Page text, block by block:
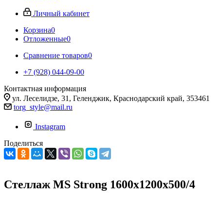
Личный кабинет
Корзина0
Отложенные0
Сравнение товаров0
+7 (928) 044-09-00
Контактная информация
ул. Леселидзе, 31, Геленджик, Краснодарский край, 353461
torg_style@mail.ru
Instagram
Поделиться
Стеллаж MS Strong 1600х1200х500/4